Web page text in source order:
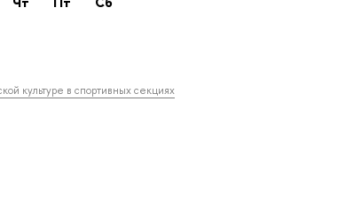
культуре в спортивных секциях